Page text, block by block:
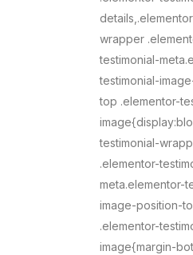
wrapper
testimonial-
testimonial-
top .elementor-
testimonial-
.elementor-
meta.elementor-
image-position-
.elementor-
image{margin-